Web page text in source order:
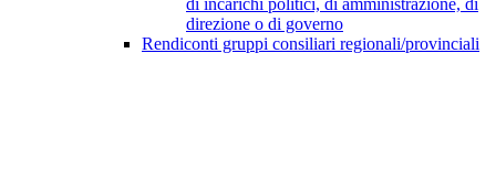
di incarichi politici, di amministrazione, di
direzione o di governo
Rendiconti gruppi consiliari regionali/provinciali